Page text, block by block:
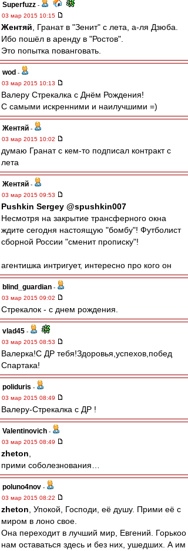
Superfuzz -
03 мар 2015 10:15
Жентяй , Гранат в "Зенит" с лета, а-ля Дзюба.
Ибо пошёл в аренду в "Ростов".
Это попытка пованговать.
wod -
03 мар 2015 10:13
Валеру Стрекалка с Днём Рождения!
С самыми искренними и наилучшими =)
Жентяй -
03 мар 2015 10:02
думаю Гранат с кем-то подписал контракт с
лета
Жентяй -
03 мар 2015 09:53
Pushkin Sergey ‏@spushkin007
Несмотря на закрытие трансферного окна
ждите сегодня настоящую "бомбу"! Футболист
сборной России "сменит прописку"!
агентишка интригует, интересно про кого он
blind_guardian -
03 мар 2015 09:02
Стрекалок - с днем рождения.
vlad45 -
03 мар 2015 08:53
Валерка!С ДР тебя!Здоровья,успехов,побед
Спартака!
poliduris -
03 мар 2015 08:49
Валеру-Стрекалка с ДР !
Valentinovich -
03 мар 2015 08:49
zheton
прими соболезнования…
poluno4nov -
03 мар 2015 08:22
zheton , Упокой, Господи, её душу. Прими её с
миром в лоно свое.
Она переходит в лучший мир, Евгений. Горькоо
нам оставаться здесь и без них, ушедших. А им